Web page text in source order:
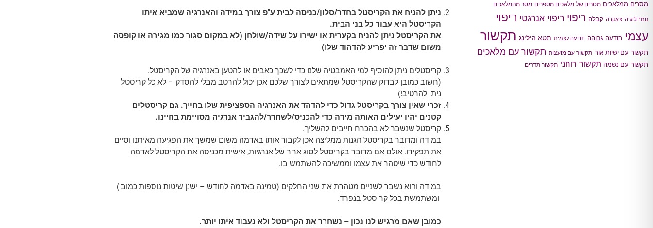
מסרים ממלאכים מסרים של מלאכים מספרים מסר מהמלאכים
נומרולוגיה צ'אקרה קבלה ריפוי ריפוי אנרגטי ריפוי
עצמי תודעה גבוהה תודעה עצמית תטא הילינג תקשור
תקשור עם ישיות אור תקשור עם מועצות תקשור עם מלאכים
תקשור עם נשמה תקשור רוחני תקשור תדרים
ניתן להניח את הקריסטל בחדר/סלון/כניסה לבית ע"פ צורך במידה והאנרגיה שמביא איתו
הקריסטל היא עבור כל בני הבית.
את הקריסטל ניתן להניח בקערית או ישירו על שידה/שולחן (לא במקום סגור כמו מגירה או קופסה
משום שדבר זה יפריע להדהוד שלו)
קריסטלים ניתן להוסיף למי האמבטיה שלנו כדי לשכך כאבים או להטען באנרגיה של הקריסטל.
(חשוב כמובן לבדוק שהקריסטל שמתאים לצורך שלכם אכן יכול להרטב מבלי להסדק – לא כל קריסטל
ניתן להרטיב!)
זכרי שאין צורך בקריסטל גדול כדי להדהד את האנרגיה הספציפית שלו בחייך. גם קריסטלים
קטנים יהיו יעילים האותה מידה כדי להכניס/לשחרר/להגביר אנרגיה מסויימת בחיינו.
קריסטל שנשבר לא בהכרח חייבים להשליך.
במידה ומדובר בקריסטל הגנות ממליצה אכן לקבור אותו באדמה משום שמשך את הפגיעה מאיתנו וסיים
את תפקידו. אולם אם מדובר בקריסטל לסוג אחר של אנרגיות, אישית מכניסה את הקריסטל לאדמה
לחודש כדי שיטהר את עצמו וממשיכה להשתמש בו.
במידה והוא נשבר לשניים מטהרת את שני החלקים (טמינה באדמה לחודש – ישנן שיטות נוספות כמובן)
ומשתמשת בכל קריסטל בנפרד.
כמובן שאם מרגיש לנו נכון – נשחרר את הקריסטל ולא נעבוד איתו יותר.